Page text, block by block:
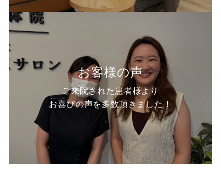
お客様の声
ご来院された患者様より
お喜びの声を多数頂きました！